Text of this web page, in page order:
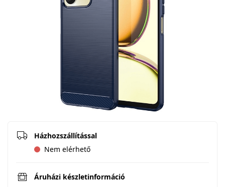
Házhozszállítással
Nem elérhető
Áruházi készletinformáció